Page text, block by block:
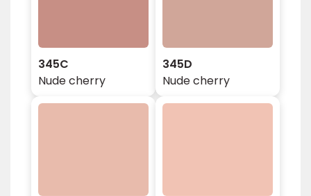
345C
Nude cherry
345D
Nude cherry